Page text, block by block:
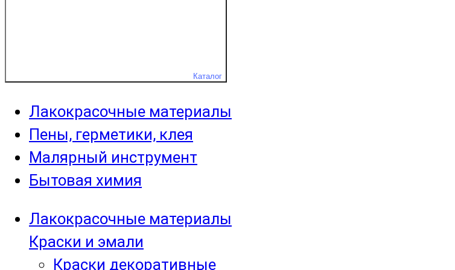
Каталог
Лакокрасочные материалы
Пены, герметики, клея
Малярный инструмент
Бытовая химия
Лакокрасочные материалы
Краски и эмали
Краски декоративные